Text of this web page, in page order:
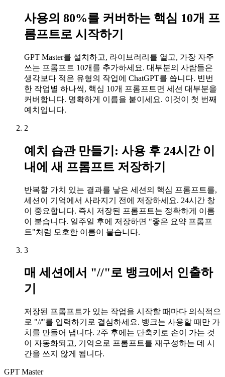
사용의 80%를 커버하는 핵심 10개 프
롬프트로 시작하기
GPT Master를 설치하고, 라이브러리를 열고, 가장 자주
쓰는 프롬프트 10개를 추가하세요. 대부분의 사람들은
생각보다 적은 유형의 작업에 ChatGPT를 씁니다. 빈번
한 작업별 하나씩, 핵심 10개 프롬프트면 세션 대부분을
커버합니다. 명확하게 이름을 붙이세요. 이것이 첫 번째
예치입니다.
2
예치 습관 만들기: 사용 후 24시간 이
내에 새 프롬프트 저장하기
반복할 가치 있는 결과를 낳은 세션의 핵심 프롬프트를,
세션이 기억에서 사라지기 전에 저장하세요. 24시간 창
이 중요합니다. 즉시 저장된 프롬프트는 정확하게 이름
이 붙습니다. 일주일 후에 저장하면 "좋은 요약 프롬프
트"처럼 모호한 이름이 붙습니다.
3
매 세션에서 "//"로 뱅크에서 인출하
기
저장된 프롬프트가 있는 작업을 시작할 때마다 의식적으
로 "//"를 입력하기로 결심하세요. 뱅크는 사용할 때만 가
치를 만들어 냅니다. 2주 후에는 단축키로 손이 가는 것
이 자동화되고, 기억으로 프롬프트를 재구성하는 데 시
간을 쓰지 않게 됩니다.
GPT Master